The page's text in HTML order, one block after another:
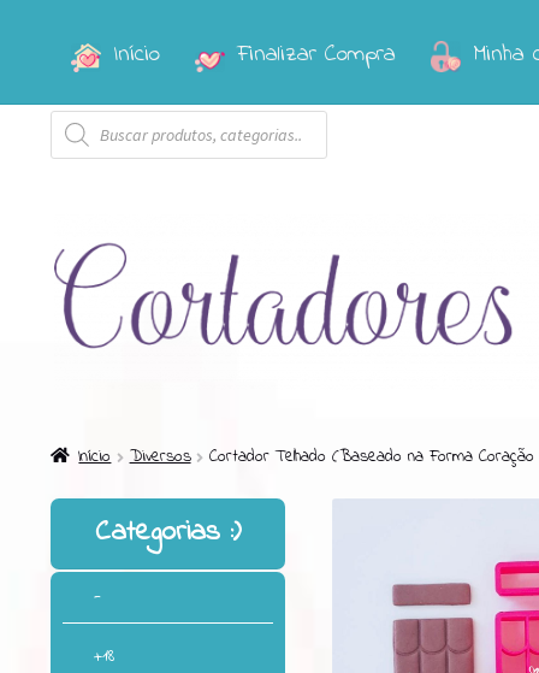
Pular
navegação
Pular
conteúdo
Início Finalizar Compra Minha
Pesquisar
produtos
Início Diversos Cortador Telhado (Baseado na Forma Coração
Categorias
-
+18